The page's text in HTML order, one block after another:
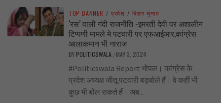
TOP BANNER / प्रदेश / बिहार चुनाव
‘रस’ वाली गंदी राजनीति -इमरती देवी पर अशालीन
टिप्पणी मामले मे पटवारी पर एफआईआर,कांग्रेस
आलाकमान भी नाराज
BY POLITICSWALA / MAY 3, 2024
#Politicswala Report भोपल। कांग्रेस के
प्रदेश अध्यक्ष जीतू पटवारी बड़बोले हैं। वे कहीं भी
कुछ भी बोल सकते हैं। अब...